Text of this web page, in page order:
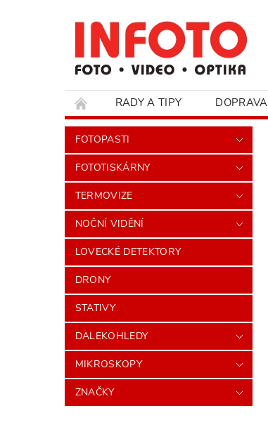
RADY A TIPY DOPRAVA
HODNOCENÍ OBCHODU
FOTOPASTI
FOTOTISKÁRNY
TERMOVIZE
NOČNÍ VIDĚNÍ
LOVECKÉ DETEKTORY
DRONY
STATIVY
DALEKOHLEDY
MIKROSKOPY
ZNAČKY